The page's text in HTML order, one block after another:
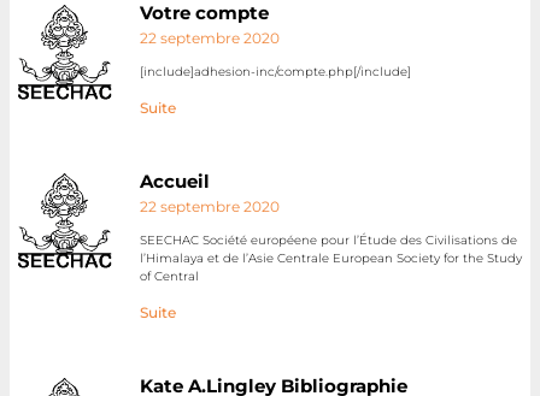
Votre compte
22 septembre 2020
[include]adhesion-inc/compte.php[/include]
Suite
Accueil
22 septembre 2020
SEECHAC Société européene pour l’Étude des Civilisations de
l’Himalaya et de l’Asie Centrale European Society for the Study
of Central
Suite
Kate A.Lingley Bibliographie